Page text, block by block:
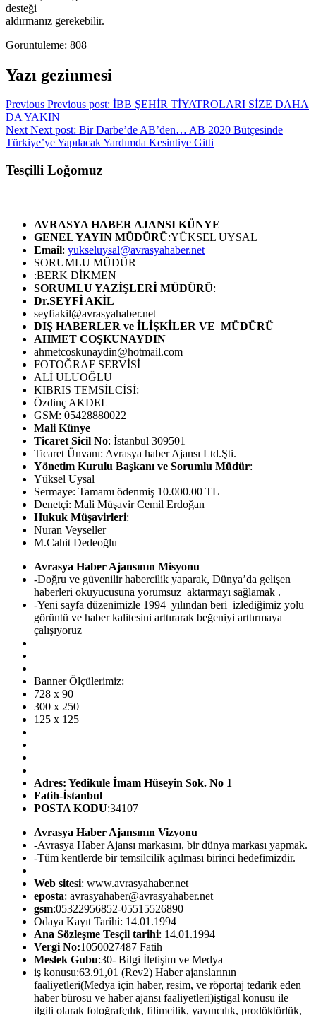
desteği
aldırmanız gerekebilir.
Goruntuleme: 808
Yazı gezinmesi
Previous Previous post: İBB ŞEHİR TİYATROLARI SİZE DAHA
DA YAKIN
Next Next post: Bir Darbe’de AB’den… AB 2020 Bütçesinde
Türkiye’ye Yapılacak Yardımda Kesintiye Gitti
Tesçilli Loğomuz
AVRASYA HABER AJANSI KÜNYE
GENEL YAYIN MÜDÜRÜ:YÜKSEL UYSAL
Email: yukseluysal@avrasyahaber.net
SORUMLU MÜDÜR
:BERK DİKMEN
SORUMLU YAZİŞLERİ MÜDÜRÜ:
Dr.SEYFİ AKİL
seyfiakil@avrasyahaber.net
DIŞ HABERLER ve İLİŞKİLER VE MÜDÜRÜ
AHMET COŞKUNAYDIN
ahmetcoskunaydin@hotmail.com
FOTOĞRAF SERVİSİ
ALİ ULUOĞLU
KIBRIS TEMSİLCİSİ:
Özdinç AKDEL
GSM: 05428880022
Mali Künye
Ticaret Sicil No: İstanbul 309501
Ticaret Ünvanı: Avrasya haber Ajansı Ltd.Şti.
Yönetim Kurulu Başkanı ve Sorumlu Müdür:
Yüksel Uysal
Sermaye: Tamamı ödenmiş 10.000.00 TL
Denetçi: Mali Müşavir Cemil Erdoğan
Hukuk Müşavirleri:
Nuran Veyseller
M.Cahit Dedeoğlu
Avrasya Haber Ajansının Misyonu
-Doğru ve güvenilir habercilik yaparak, Dünya’da gelişen
haberleri okuyucusuna yorumsuz aktarmayı sağlamak .
-Yeni sayfa düzenimizle 1994 yılından beri izlediğimiz yolu
görüntü ve haber kalitesini arttırarak beğeniyi arttırmaya
çalışıyoruz
Banner Ölçülerimiz:
728 x 90
300 x 250
125 x 125
Adres: Yedikule İmam Hüseyin Sok. No 1
Fatih-İstanbul
POSTA KODU:34107
Avrasya Haber Ajansının Vizyonu
-Avrasya Haber Ajansı markasını, bir dünya markası yapmak.
-Tüm kentlerde bir temsilcilik açılması birinci hedefimizdir.
Web sitesi: www.avrasyahaber.net
eposta: avrasyahaber@avrasyahaber.net
gsm:05322956852-05515526890
Odaya Kayıt Tarihi: 14.01.1994
Ana Sözleşme Tesçil tarihi: 14.01.1994
Vergi No:1050027487 Fatih
Meslek Gubu:30- Bilgi İletişim ve Medya
iş konusu:63.91,01 (Rev2) Haber ajanslarının
faaliyetleri(Medya için haber, resim, ve röportaj tedarik eden
haber bürosu ve haber ajansı faaliyetleri)iştigal konusu ile
ilgili olarak fotoğrafçılık, filimcilik, yayıncılık, prodöktörlük,